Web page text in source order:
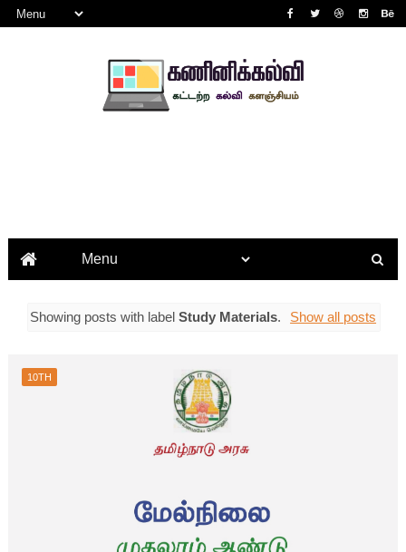
Showing posts with label Study Materials. Show all posts
10TH